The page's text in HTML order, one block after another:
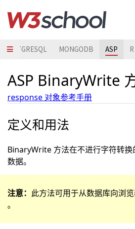
POSTGRESQL MONGODB ASP R
ASP BinaryWrite
response 对象参考手册
定义和用法
BinaryWrite 方法在不进行字符转换
数据。
注意： 此方法可用于从数据库向浏
。